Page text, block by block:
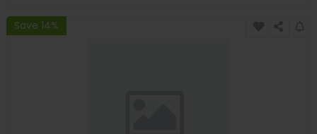
Save 14%